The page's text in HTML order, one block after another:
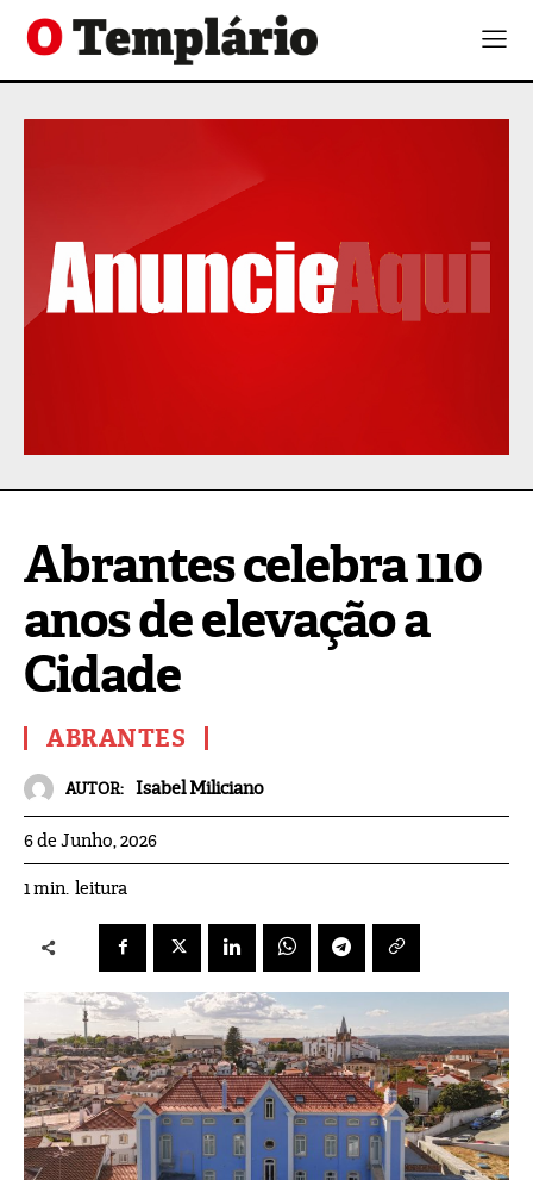
Abrantes celebra 110
anos de elevação a
Cidade
ABRANTES
AUTOR: Isabel Miliciano
6 de Junho, 2026
1min. leitura